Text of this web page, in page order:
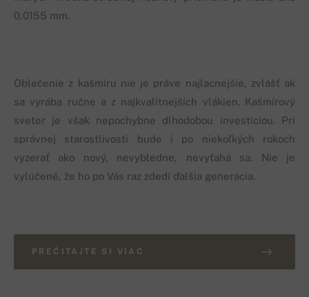
0,0155 mm.
Oblečenie z kašmíru nie je práve najlacnejšie, zvlášť ak
sa vyrába ručne a z najkvalitnejších vlákien. Kašmírový
sveter je však nepochybne dlhodobou investíciou. Pri
správnej starostlivosti bude i po niekoľkých rokoch
vyzerať ako nový, nevybledne, nevyťahá sa. Nie je
vylúčené, že ho po Vás raz zdedí ďalšia generácia.
PREČITAJTE SI VIAC